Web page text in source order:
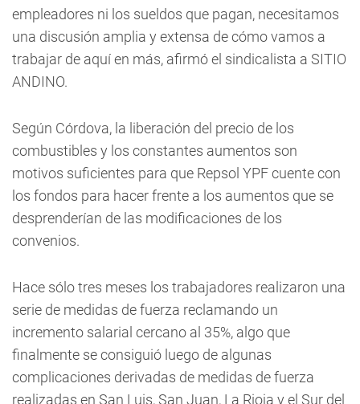
empleadores ni los sueldos que pagan, necesitamos
una discusión amplia y extensa de cómo vamos a
trabajar de aquí en más, afirmó el sindicalista a SITIO
ANDINO.
Según Córdova, la liberación del precio de los
combustibles y los constantes aumentos son
motivos suficientes para que Repsol YPF cuente con
los fondos para hacer frente a los aumentos que se
desprenderían de las modificaciones de los
convenios.
Hace sólo tres meses los trabajadores realizaron una
serie de medidas de fuerza reclamando un
incremento salarial cercano al 35%, algo que
finalmente se consiguió luego de algunas
complicaciones derivadas de medidas de fuerza
realizadas en San Luis, San Juan, La Rioja y el Sur del